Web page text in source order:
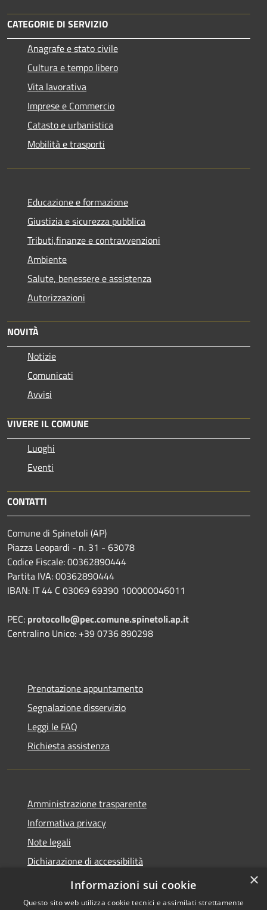
CATEGORIE DI SERVIZIO
Anagrafe e stato civile
Cultura e tempo libero
Vita lavorativa
Imprese e Commercio
Catasto e urbanistica
Mobilità e trasporti
Educazione e formazione
Giustizia e sicurezza pubblica
Tributi,finanze e contravvenzioni
Ambiente
Salute, benessere e assistenza
Autorizzazioni
NOVITÀ
Notizie
Comunicati
Avvisi
VIVERE IL COMUNE
Luoghi
Eventi
CONTATTI
Comune di Spinetoli (AP)
Piazza Leopardi - n. 31 - 63078
Codice Fiscale: 00362890444
Partita IVA: 00362890444
IBAN: IT 44 C 03069 69390 100000046011
PEC: protocollo@pec.comune.spinetoli.ap.it
Centralino Unico: +39 0736 890298
Prenotazione appuntamento
Segnalazione disservizio
Leggi le FAQ
Richiesta assistenza
Amministrazione trasparente
Informativa privacy
Note legali
Dichiarazione di accessibilità
Meccanismo di Feedback
×
Informazioni sui cookie
Questo sito web utilizza cookie tecnici e assimilati strettamente